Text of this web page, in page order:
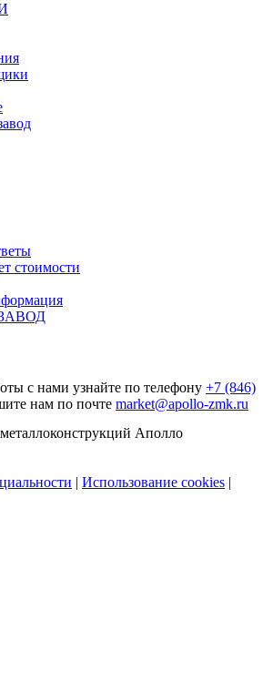
стоимости
ЗАВОД
с нами узнайте по телефону +7 (846)
нам по почте market@apollo-zmk.ru
Аполло
Использование cookies